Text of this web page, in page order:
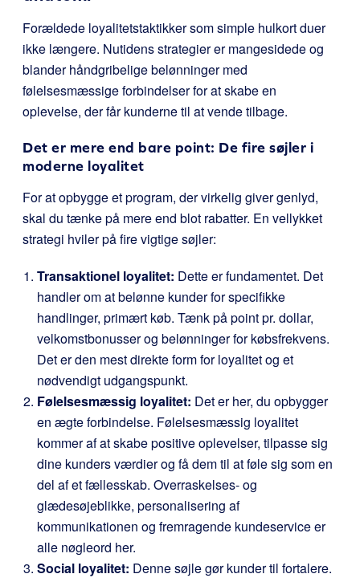
Forældede loyalitetstaktikker som simple hulkort duer
ikke længere. Nutidens strategier er mangesidede og
blander håndgribelige belønninger med
følelsesmæssige forbindelser for at skabe en
oplevelse, der får kunderne til at vende tilbage.
Det er mere end bare point: De fire søjler i
moderne loyalitet
For at opbygge et program, der virkelig giver genlyd,
skal du tænke på mere end blot rabatter. En vellykket
strategi hviler på fire vigtige søjler:
Transaktionel loyalitet: Dette er fundamentet. Det
handler om at belønne kunder for specifikke
handlinger, primært køb. Tænk på point pr. dollar,
velkomstbonusser og belønninger for købsfrekvens.
Det er den mest direkte form for loyalitet og et
nødvendigt udgangspunkt.
Følelsesmæssig loyalitet: Det er her, du opbygger
en ægte forbindelse. Følelsesmæssig loyalitet
kommer af at skabe positive oplevelser, tilpasse sig
dine kunders værdier og få dem til at føle sig som en
del af et fællesskab. Overraskelses- og
glædesøjeblikke, personalisering af
kommunikationen og fremragende kundeservice er
alle nøgleord her.
Social loyalitet: Denne søjle gør kunder til fortalere.